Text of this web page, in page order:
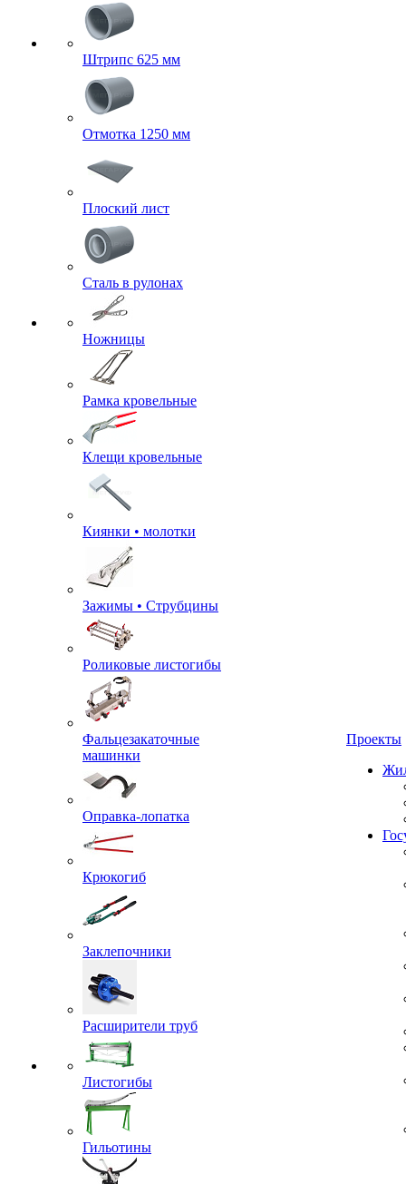
Штрипс 625 мм
Отмотка 1250 мм
Плоский лист
Сталь в рулонах
Ножницы
Рамка кровельные
Клещи кровельные
Киянки • молотки
Зажимы • Струбцины
Роликовые листогибы
Фальцезакаточные
машинки
Оправка-лопатка
Крюкогиб
Заклепочники
Расширители труб
Листогибы
Гильотины
Проекты